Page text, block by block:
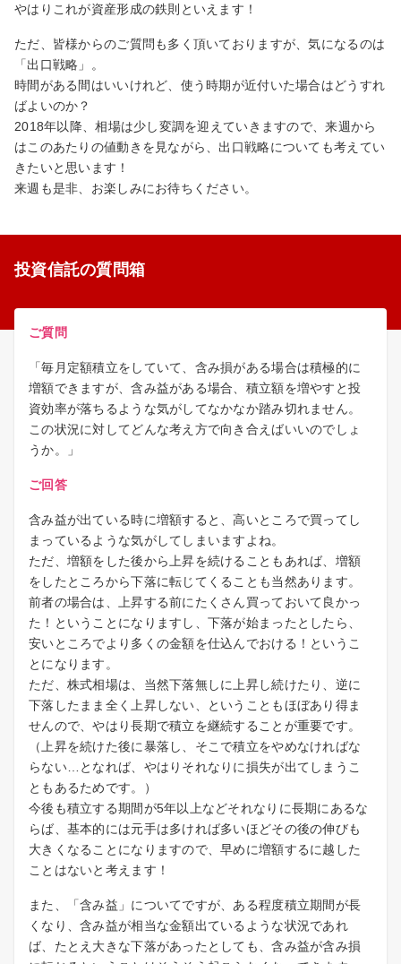
やはりこれが資産形成の鉄則といえます！
ただ、皆様からのご質問も多く頂いておりますが、気になるのは
「出口戦略」。
時間がある間はいいけれど、使う時期が近付いた場合はどうすれ
ばよいのか？
2018年以降、相場は少し変調を迎えていきますので、来週から
はこのあたりの値動きを見ながら、出口戦略についても考えてい
きたいと思います！
来週も是非、お楽しみにお待ちください。
投資信託の質問箱
ご質問
「毎月定額積立をしていて、含み損がある場合は積極的に
増額できますが、含み益がある場合、積立額を増やすと投
資効率が落ちるような気がしてなかなか踏み切れません。
この状況に対してどんな考え方で向き合えばいいのでしょ
うか。」
ご回答
含み益が出ている時に増額すると、高いところで買ってし
まっているような気がしてしまいますよね。
ただ、増額をした後から上昇を続けることもあれば、増額
をしたところから下落に転じてくることも当然あります。
前者の場合は、上昇する前にたくさん買っておいて良かっ
た！ということになりますし、下落が始まったとしたら、
安いところでより多くの金額を仕込んでおける！というこ
とになります。
ただ、株式相場は、当然下落無しに上昇し続けたり、逆に
下落したまま全く上昇しない、ということもほぼあり得ま
せんので、やはり長期で積立を継続することが重要です。
（上昇を続けた後に暴落し、そこで積立をやめなければな
らない…となれば、やはりそれなりに損失が出てしまうこ
ともあるためです。）
今後も積立する期間が5年以上などそれなりに長期にあるな
らば、基本的には元手は多ければ多いほどその後の伸びも
大きくなることになりますので、早めに増額するに越した
ことはないと考えます！
また、「含み益」についてですが、ある程度積立期間が長
くなり、含み益が相当な金額出ているような状況であれ
ば、たとえ大きな下落があったとしても、含み益が含み損